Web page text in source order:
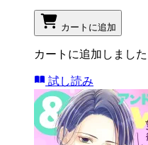
カートに追加
カートに追加しました
試し読み